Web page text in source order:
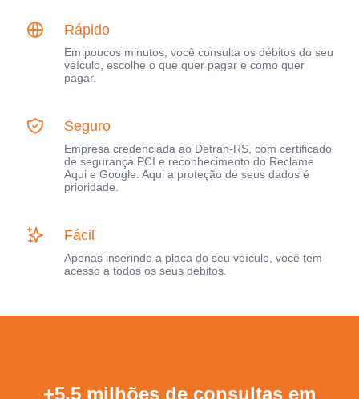
Rápido
Em poucos minutos, você consulta os débitos do seu
veículo, escolhe o que quer pagar e como quer
pagar.
Seguro
Empresa credenciada ao Detran-RS, com certificado
de segurança PCI e reconhecimento do Reclame
Aqui e Google. Aqui a proteção de seus dados é
prioridade.
Fácil
Apenas inserindo a placa do seu veículo, você tem
acesso a todos os seus débitos.
+5,5 milhões de consultas em